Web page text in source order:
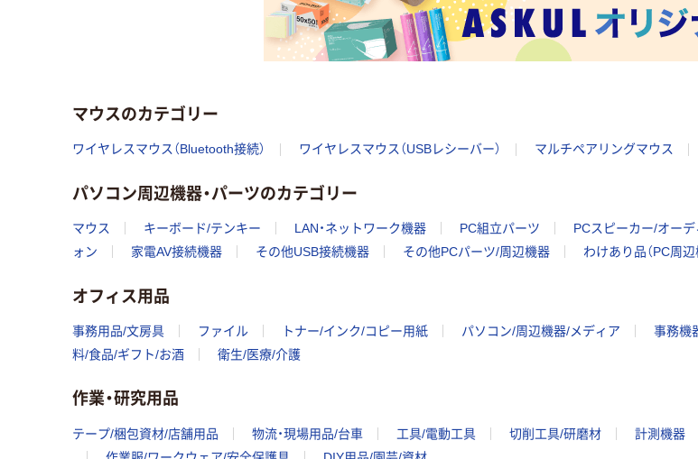
マウスのカテゴリー
ワイヤレスマウス（Bluetooth接続） ワイヤレスマウス（USBレシーバー） マルチペアリングマウス
パソコン周辺機器・パーツのカテゴリー
マウス キーボード/テンキー LAN・ネットワーク機器 PC組立パーツ PCスピーカー/オーデ
ォン
家電AV接続機器 その他USB接続機器 その他PCパーツ/周辺機器 わけあり品（PC周辺
オフィス用品
事務用品/文房具 ファイル トナー/インク/コピー用紙 パソコン/周辺機器/メディア 事務機
料/食品/ギフト/お酒
衛生/医療/介護
作業・研究用品
テープ/梱包資材/店舗用品 物流・現場用品/台車 工具/電動工具 切削工具/研磨材 計測機器